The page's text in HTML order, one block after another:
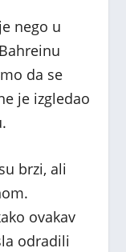
nego u
da se
je izgledao
brzi, ali
ovakav
odradili